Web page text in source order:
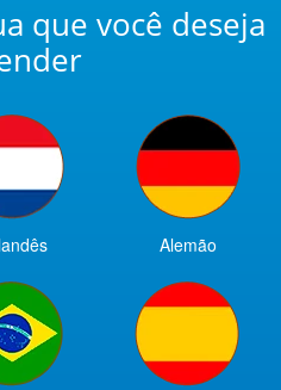
que você deseja
Alemão